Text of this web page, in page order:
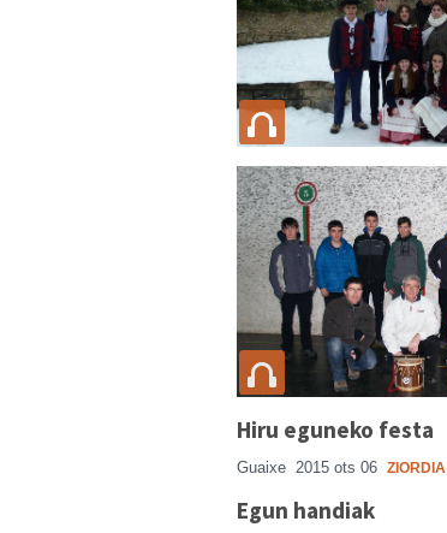
Hiru eguneko festa
Guaixe 2015 ots 06 ZIORDIA
Egun handiak